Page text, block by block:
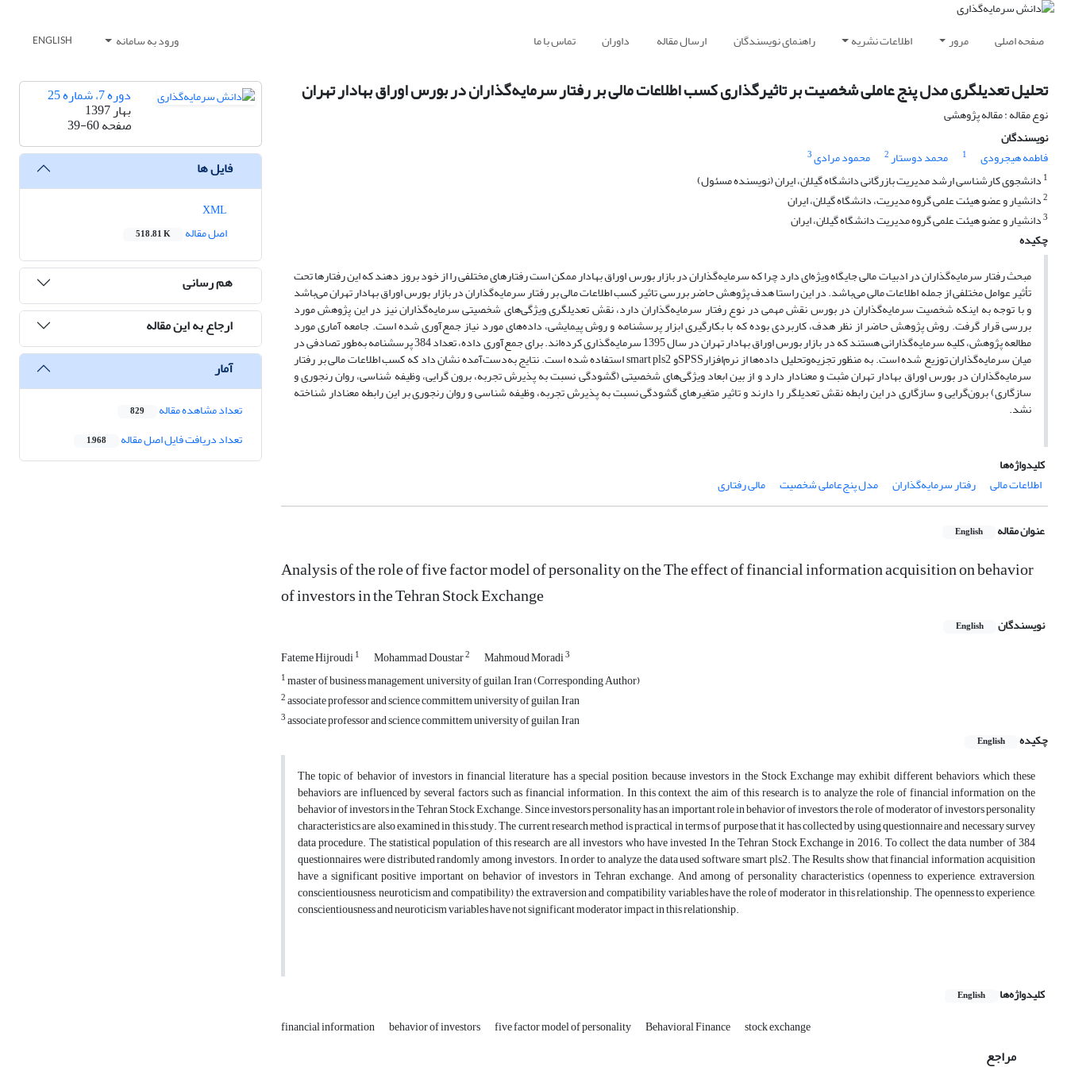
صفحه اصلی مرور اطلاعات نشریه راهنمای نویسندگان ارسال مقاله داوران تماس با ما ورود به سامانه ENGLISH
تحلیل تعدیلگری مدل پنج ‌عاملی شخصیت بر تاثیرگذاری کسب اطلاعات مالی بر رفتار سرمایه‌گذاران در بورس اوراق بهادار تهران
نوع مقاله : مقاله پژوهشی
نویسندگان
فاطمه هیجرودی
1 محمد دوستار2 محمود مرادی3
1 دانشجوی کارشناسی ارشد مدیریت بازرگانی دانشگاه گیلان، ایران (نویسنده مسئول)
2دانشیار و عضو هیئت علمی گروه مدیریت، دانشگاه گیلان، ایران
3دانشیار و عضو هیئت علمی گروه مدیریت دانشگاه گیلان، ایران
چکیده
مبحث رفتار سرمایه‌گذاران در ادبیات مالی جایگاه ویژه‌ای دارد چرا که سرمایه‌گذاران در بازار بورس اوراق بهادار ممکن است رفتارهای مختلفی را از خود بروز دهند که این رفتارها تحت
تأثیر عوامل مختلفی از جمله اطلاعات مالی می‌باشد. در این راستا هدف پژوهش حاضر بررسی تاثیر کسب اطلاعات مالی بر رفتار سرمایه‌گذاران در بازار بورس اوراق بهادار تهران می‌باشد
و با توجه به اینکه شخصیت سرمایه‌گذاران در بورس نقش مهمی در نوع رفتار سرمایه‌گذاران دارد، نقش تعدیلگری ویژگی‌های شخصیتی سرمایه‌گذاران نیز در این پژوهش مورد
بررسی قرار گرفت. روش پژوهش حاضر از نظر هدف، کاربردی بوده که با بکارگیری ابزار پرسشنامه و روش پیمایشی، داده‌های مورد نیاز جمع‌آوری شده است. جامعه آماری مورد
مطالعه پژوهش، کلیه سرمایه‌گذارانی هستند که در بازار بورس اوراق بهادار تهران در سال 1395 سرمایه‌گذاری کرده‌اند. برای جمع‌آوری داده، تعداد 384 پرسشنامه به‌طور تصادفی در
میان سرمایه‌گذاران توزیع ‌شده است. به‌ منظور تجزیه‌وتحلیل داده‌ها از نرم‌افزارSPSSو smart pls2 استفاده ‌شده است. نتایج به‌دست‌آمده نشان داد که کسب اطلاعات مالی بر رفتار
سرمایه‌گذاران در بورس اوراق بهادار تهران مثبت و معنادار دارد و از بین ابعاد ویژگی‌های شخصیتی (گشودگی نسبت به پذیرش تجربه، برون گرایی، وظیفه شناسی، روان رنجوری و
سازگاری) برون‌گرایی و سازگاری در این رابطه نقش تعدیلگر را دارند و تاثیر متغیرهای گشودگی نسبت به پذیرش تجربه، وظیفه شناسی و روان رنجوری بر این رابطه معنادار شناخته
نشد.
کلیدواژه‌ها
اطلاعات مالی
رفتار سرمایه‌گذاران مدل پنج‌عاملی شخصیت مالی رفتاری
عنوان مقاله English
Analysis of the role of five factor model of personality on the The effect of financial information acquisition on behavior
of investors in the Tehran Stock Exchange
نویسندگان English
Fateme Hijroudi1 Mohammad Doustar2 Mahmoud Moradi3
1master of business management, university of guilan, Iran (Corresponding Author)
2associate professor and science committem university of guilan, Iran
3associate professor and science committem university of guilan, Iran
چکیده
English
The topic of behavior of investors in financial literature has a special position, because investors in the Stock Exchange may exhibit different behaviors, which these
behaviors are influenced by several factors such as financial information. In this context, the aim of this research is to analyze the role of financial information on the
behavior of investors in the Tehran Stock Exchange. Since investors personality has an important role in behavior of investors, the role of moderator of investors personality
characteristics are also examined in this study. The current research method is practical in terms of purpose that it has collected by using questionnaire and necessary survey
data procedure. The statistical population of this research are all investors who have invested In the Tehran Stock Exchange in 2016. To collect the data, number of 384
questionnaires were distributed randomly among investors. In order to analyze the data used software smart pls2. The Results show that financial information acquisition
have a significant positive important on behavior of investors in Tehran exchange. And among of personality characteristics (openness to experience, extraversion,
conscientiousness, neuroticism and compatibility) the extraversion and compatibility variables have the role of moderator in this relationship. The openness to experience,
conscientiousness and neuroticism variables have not significant moderator impact in this relationship.
کلیدواژه‌ها English
financial information behavior of investors five factor model of personality Behavioral Finance stock exchange
مراجع
دوره 7، شماره 25
بهار 1397
صفحه39-60
فایل ها
اصل مقاله
518.81 K
هم رسانی
ارجاع به این مقاله
آمار
تعداد مشاهده مقاله 829
تعداد دریافت فایل اصل مقاله 1,968